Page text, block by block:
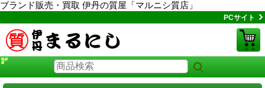
ブランド販売・買取 伊丹の質屋「マルニシ質店」
PCサイト